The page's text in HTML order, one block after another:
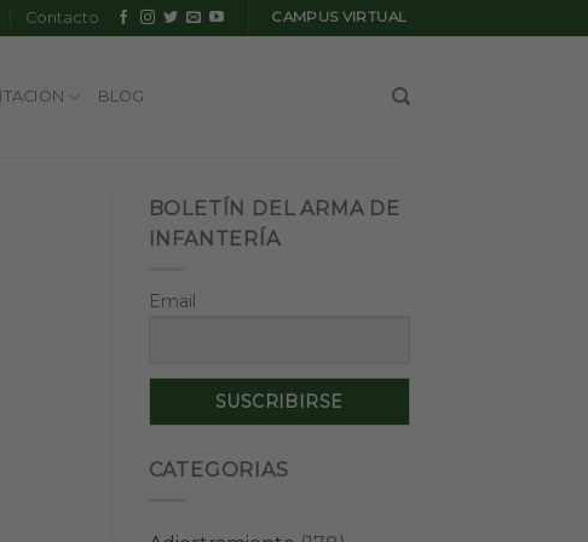
Contacto CAMPUS VIRTUAL
BLOG
BOLETÍN DEL ARMA DE
INFANTERÍA
Email
CATEGORIAS